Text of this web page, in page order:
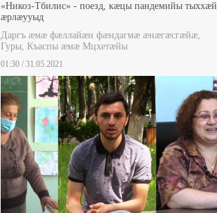
«Никоз-Тбилис» - поезд, кæцы пандемийы тыххæй
æрлæууыд
Даргъ æмæ фæллайæн фæндагмæ æнæгæсгæйæ,
Гуры, Къаспы æмæ Мцхетæйы
01:30 / 31.05.2021